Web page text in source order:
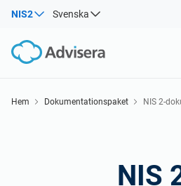
NIS2 Svenska
Hem Dokumentationspaket NIS 2-
NIS